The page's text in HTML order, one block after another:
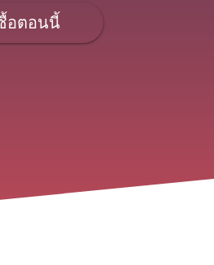
อตอนนี้